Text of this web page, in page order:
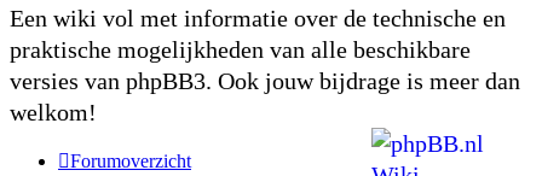
Een wiki vol met informatie over de technische en
praktische mogelijkheden van alle beschikbare
versies van phpBB3. Ook jouw bijdrage is meer dan
welkom!
Forumoverzicht